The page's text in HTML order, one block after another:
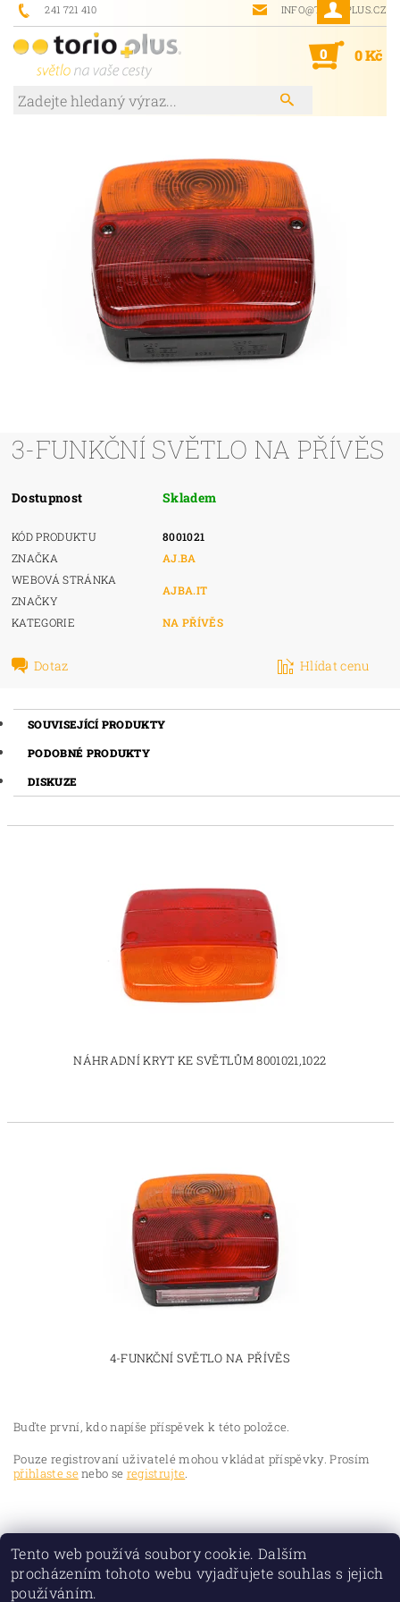
241 721 410 INFO@TORIOPLUS.CZ
0 0 Kč
3-FUNKČNÍ SVĚTLO NA PŘÍVĚS
Dostupnost Skladem
KÓD PRODUKTU
8001021
ZNAČKA
AJ.BA
WEBOVÁ STRÁNKA
ZNAČKY
AJBA.IT
KATEGORIE NA PŘÍVĚS
Dotaz Hlídat cenu
SOUVISEJÍCÍ PRODUKTY
PODOBNÉ PRODUKTY
DISKUZE
NÁHRADNÍ KRYT KE SVĚTLŮM 8001021,1022
4-FUNKČNÍ SVĚTLO NA PŘÍVĚS
Buďte první, kdo napíše příspěvek k této položce.
Pouze registrovaní uživatelé mohou vkládat příspěvky. Prosím
přihlaste senebo se registrujte.
Tento web používá soubory cookie. Dalším
procházením tohoto webu vyjadřujete souhlas s jejich
používáním.